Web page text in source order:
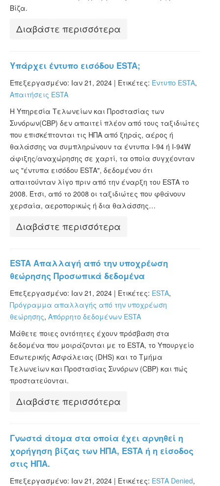
Βίζα.
Διαβάστε περισσότερα
Υπάρχει έντυπο εισόδου ESTA;
Επεξεργασμένο: Ιαν 21, 2024 | Ετικέτες: Έντυπο ESTA,
Απαιτήσεις ESTA
Η Υπηρεσία Τελωνείων και Προστασίας των
Συνόρων(CBP) δεν απαιτεί πλέον από τους ταξιδιώτες
που επισκέπτονται τις ΗΠΑ από ξηράς, αέρος ή
θαλάσσης να συμπληρώνουν τα έντυπα I-94 ή I-94W
άφιξης/αναχώρησης σε χαρτί, τα οποία συγχέονταν
ως "έντυπα εισόδου ESTA", δεδομένου ότι
απαιτούνταν λίγο πριν από την έναρξη του ESTA το
2008. Έτσι, από το 2008 οι ταξιδιώτες που φθάνουν
χερσαία, αεροπορικώς ή δια θαλάσσης…
Διαβάστε περισσότερα
ESTA Απαλλαγή από την υποχρέωση
θεώρησης Προσωπικά δεδομένα
Επεξεργασμένο: Ιαν 21, 2024 | Ετικέτες: ESTA,
Πρόγραμμα απαλλαγής από την υποχρέωση
θεώρησης, Απόρρητο δεδομένων ESTA
Μάθετε ποιες οντότητες έχουν πρόσβαση στα
δεδομένα που μοιράζονται με το ESTA, το Υπουργείο
Εσωτερικής Ασφάλειας (DHS) και το Τμήμα
Τελωνείων και Προστασίας Συνόρων (CBP) και πώς
προστατεύονται.
Διαβάστε περισσότερα
Γνωστά άτομα στα οποία έχει αρνηθεί η
χορήγηση βίζας των ΗΠΑ, ESTA ή η είσοδος
στις ΗΠΑ.
Επεξεργασμένο: Ιαν 21, 2024 | Ετικέτες: ESTA Denied,